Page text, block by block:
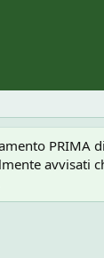
PRIMA
avvisati